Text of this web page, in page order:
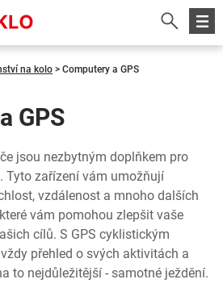
na kolo > Computery a GPS
GPS
jsou nezbytným doplňkem pro
Tyto zařízení vám umožňují
vzdálenost a mnoho dalších
vám pomohou zlepšit vaše
cílů. S GPS cyklistickým
přehled o svých aktivitách a
to nejdůležitější - samotné ježdění.